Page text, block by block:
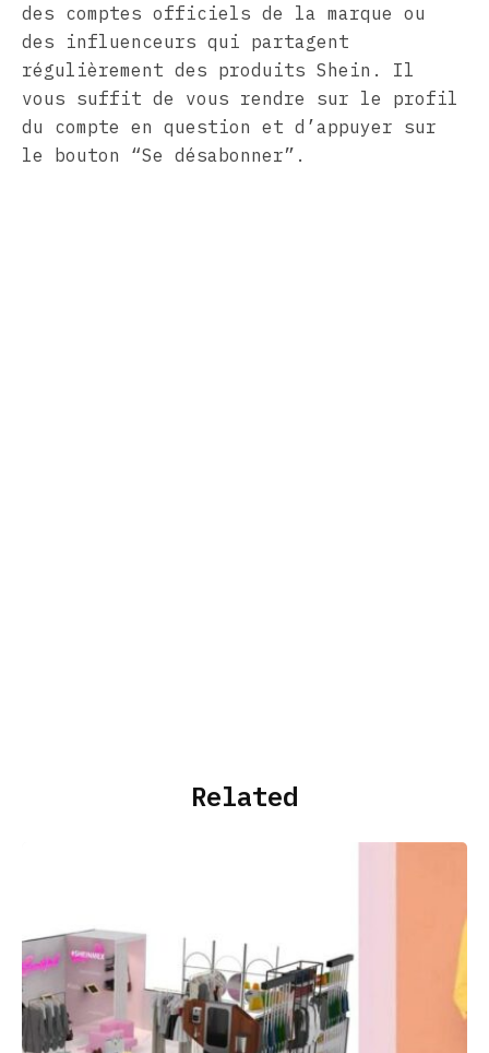
des comptes officiels de la marque ou
des influenceurs qui partagent
régulièrement des produits Shein. Il
vous suffit de vous rendre sur le profil
du compte en question et d’appuyer sur
le bouton “Se désabonner”.
Related